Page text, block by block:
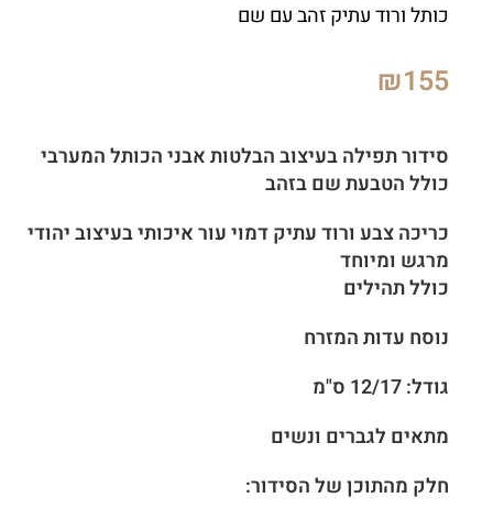
כותל ורוד עתיק זהב עם שם
₪155
סידור תפילה בעיצוב הבלטות אבני הכותל המערבי
כולל הטבעת שם בזהב
כריכה צבע ורוד עתיק דמוי עור איכותי בעיצוב יהודי
מרגש ומיוחד
כולל תהילים
נוסח עדות המזרח
גודל: 12/17 ס"מ
מתאים לגברים ונשים
חלק מהתוכן של הסידור: